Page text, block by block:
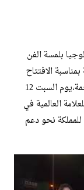
بلمسة الفن
الافتتاح
الرسمي لصالة عرض “بي واي ديBYD ” أوطو نجمة،يوم السبت 12
العالمية في
نحو دعم